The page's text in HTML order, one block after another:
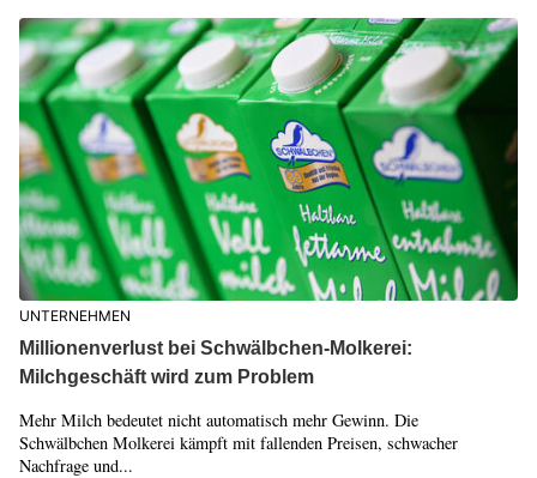
UNTERNEHMEN
Millionenverlust bei Schwälbchen-Molkerei:
Milchgeschäft wird zum Problem
Mehr Milch bedeutet nicht automatisch mehr Gewinn. Die
Schwälbchen Molkerei kämpft mit fallenden Preisen, schwacher
Nachfrage und...